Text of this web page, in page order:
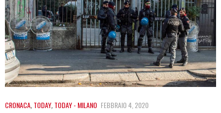
CRONACA,TODAY,TODAY - MILANO FEBBRAIO 4, 2020